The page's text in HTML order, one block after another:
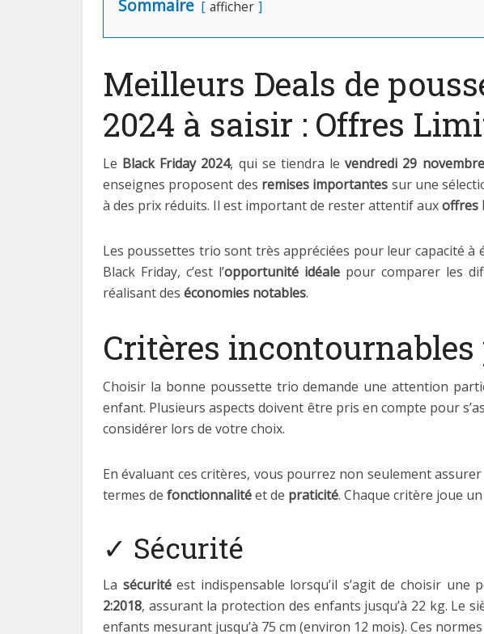
Sommaire afficher
Meilleurs Deals de
2024 à saisir : Offres
Le Black Friday 2024, qui se tiendra levendredi 29 novembre
enseignes proposent des remises importantes sur une
à des prix réduits. Il est important de rester attentif auxoffres
Les poussettes trio sont très appréciées pour leur capacité à
Black Friday, c’est l’opportunité idéalepour comparer les
réalisant des économies notables.
Critères
Choisir la bonne poussette trio demande une attention
enfant. Plusieurs aspects doivent être pris en compte pour
considérer lors de votre choix.
En évaluant ces critères, vous pourrez non seulement assurer
termes de fonctionnalitéet de praticité. Chaque critère joue
✓ Sécurité
La sécuritéest indispensable lorsqu’il s’agit de choisir
2:2018, assurant la protection des enfants jusqu’à 22 kg. Le
enfants mesurant jusqu’à 75 cm (environ 12 mois). Ces